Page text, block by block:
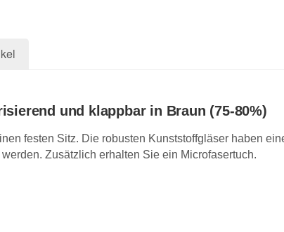
und klappbar in Braun (75-80%)
festen Sitz. Die robusten Kunststoffgläser haben
Zusätzlich erhalten Sie ein Microfasertuch.